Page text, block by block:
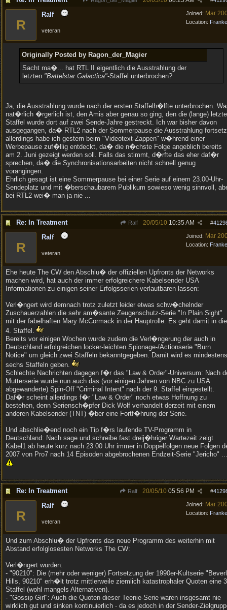
Joined: Mar
Location:
R
Ralf
veteran
Originally Posted by Ragon_der_Magier
Sacht ma�... hat RTL II eigentlich die Ausstrahlung der
letzten "Battelstar Galactica"-Staffel unterbrochen?
Ja, die Ausstrahlung wurde nach der ersten Staffelh�lfte unterbrochen.
nat�rlich �rgerlich ist, den Amis aber genau so ging, den die (lange) letzte
Staffel wurde dort auf zwei Sende-Jahre gestreckt. Ich war bisher davon
ausgegangen, da� RTL2 nach der Sommerpause die Ausstrahlung
allerdings habe ich gestern beim "Videotext-Zappen" w�hrend einer
Werbepause zuf�llig entdeckt, da� die n�chste Folge angeblich bereits
am 2. Juni gezeigt werden soll. Falls das stimmt, d�rfte das eher daf�r
sprechen, da� die Synchronisationsarbeiten nicht schnell genug
vorangingen.
Ehrlich gesagt ist eine Sommerpause bei einer Serie auf einem 23.00-Uhr-
Sendeplatz und mit �berschaubarem Publikum sowieso wenig sinnvoll,
bei RTL2 wei� man ja nie ...
Re: In Treatment Ralf #
20/05/10 10:35 AM
Joined: Mar
Location:
R
Ralf
veteran
Ehe heute The CW den Abschlu� der offiziellen Upfronts der Networks
machen wird, hat auch der immer erfolgreichere Kabelsender USA
Informationen zu einigen seiner Erfolgsserien verlautbaren lassen:
Verl�ngert wird demnach trotz zuletzt leider etwas schw�chelnder
Zuschauerzahlen die sehr am�sante Zeugenschutz-Serie "In Plain Sight"
mit der fabelhaften Mary McCormack in der Hauptrolle. Es geht damit in die
4. Staffel.
Bereits vor einigen Wochen wurde zudem die Verl�ngerung der auch in
Deutschland erfolgreichen locker-leichten Spionage-/Actionserie "Burn
Notice" um gleich zwei Staffeln bekanntgegeben. Damit wird es mindestens
sechs Staffeln geben.
Schlechte Nachrichten dagegen f�r das "Law & Order"-Universum: Nach
Mutterserie wurde nun auch das (vor einigen Jahren von NBC zu USA
abgewanderte) Spin-Off "Criminal Intent" nach der 9. Staffel eingestellt.
Daf�r scheint allerdings f�r "Law & Order" noch etwas Hoffnung zu
bestehen, denn Seriensch�pfer Dick Wolf verhandelt derzeit mit einem
anderen Kabelsender (TNT) �ber eine Fortf�hrung der Serie.
Und abschlie�end noch ein Tip f�rs laufende TV-Programm in
Deutschland: Nach sage und schreibe fast dreij�hriger Wartezeit zeigt
Kabel1 ab heute kurz nach 23.00 Uhr immer in Doppelfolgen neue Folgen
2007 von Pro7 nach 14 Episoden abgebrochenen Endzeit-Serie "Jericho" ...
Re: In Treatment Ralf #
20/05/10 05:56 PM
Joined: Mar
Location:
R
Ralf
veteran
Und zum Abschlu� der Upfronts das neue Programm des weiterhin mit
Abstand erfolglosesten Networks The CW:
Verl�ngert wurden:
- "90210": Die (mehr oder weniger) Fortsetzung der 1990er-Kultserie
Hills, 90210" erh�lt trotz mittlerweile ziemlich katastrophaler Quoten eine
Staffel (wohl mangels Alternativen).
- "Gossip Girl": Auch die Quoten dieser Teenie-Serie waren insgesamt nie
wirklich gut und sinken kontinuierlich - da es jedoch in der Sender-